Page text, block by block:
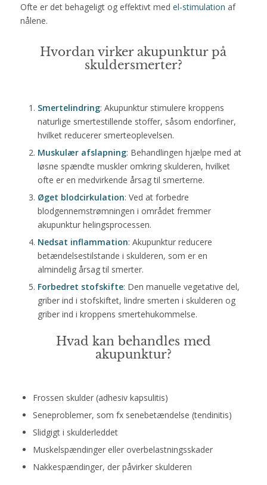
Ofte er det behageligt og effektivt med el-stimulation af
nålene.
Hvordan virker akupunktur på
skuldersmerter?
Smertelindring: Akupunktur stimulere kroppens
naturlige smertestillende stoffer, såsom endorfiner,
hvilket reducerer smerteoplevelsen.
Muskulær afslapning: Behandlingen hjælpe med at
løsne spændte muskler omkring skulderen, hvilket
ofte er en medvirkende årsag til smerterne.
Øget blodcirkulation: Ved at forbedre
blodgennemstrømningen i området fremmer
akupunktur helingsprocessen.
Nedsat inflammation: Akupunktur reducere
betændelsestilstande i skulderen, som er en
almindelig årsag til smerter.
Forbedret stofskifte: Den manuelle vegetative del,
griber ind i stofskiftet, lindre smerten i skulderen og
griber ind i kroppens smertehukommelse.
Hvad kan behandles med
akupunktur?
Frossen skulder (adhesiv kapsulitis)
Seneproblemer, som fx senebetændelse (tendinitis)
Slidgigt i skulderleddet
Muskelspændinger eller overbelastningsskader
Nakkespændinger, der påvirker skulderen